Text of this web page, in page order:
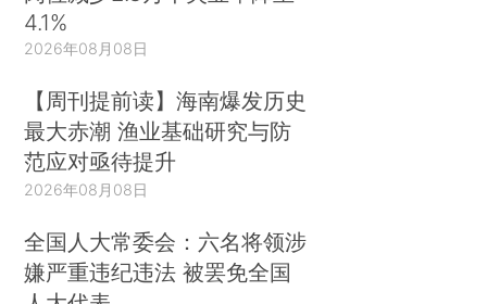
4.1%
2026年08月08日
【周刊提前读】海南爆发历史
最大赤潮 渔业基础研究与防
范应对亟待提升
2026年08月08日
全国人大常委会：六名将领涉
嫌严重违纪违法 被罢免全国